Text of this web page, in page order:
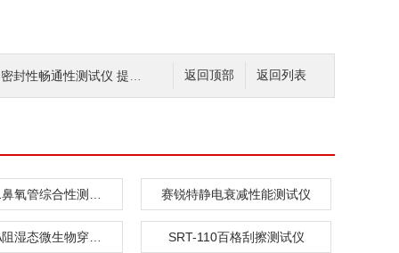
返回列表
返回顶部
畅通性测试仪 提供检测方案
赛锐特静电衰减性能测试仪
SRT-110百格刮擦测试仪